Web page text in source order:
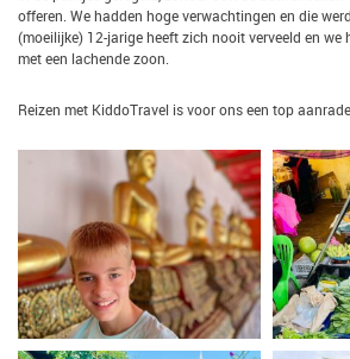
offeren. We hadden hoge verwachtingen en die
(moeilijke) 12-jarige heeft zich nooit verveeld en
met een lachende zoon.
Reizen met KiddoTravel is voor ons een top